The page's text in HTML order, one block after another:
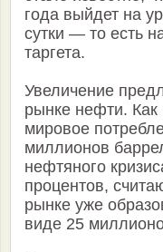
года выйдет на
сутки — то есть
таргета.
Увеличение
рынке нефти.
мировое
миллионов
нефтяного
процентов,
рынке уже
виде 25